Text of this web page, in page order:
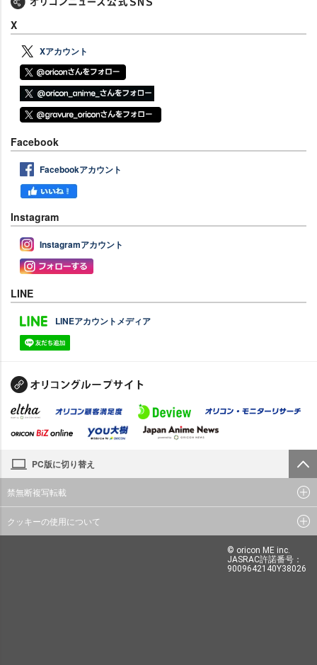
X
Xアカウント
Facebook
Facebookアカウント
Instagram
Instagramアカウント
LINE
LINEアカウントメディア
PC版に切り替え
禁無断複写転載
クッキーの使用について
© oricon ME inc.
JASRAC許諾番号：
9009642140Y38026